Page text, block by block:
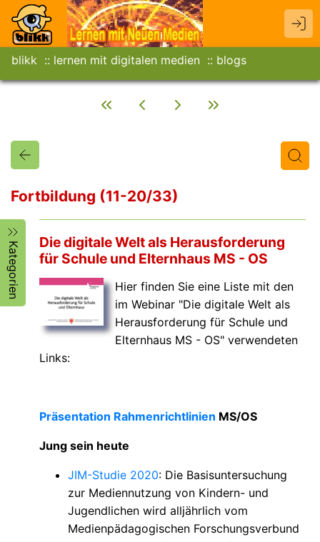
blikk lernen mit digitalen medien blogs
Fortbildung (11-20/33)
Kategorien
Die digitale Welt als Herausforderung
für Schule und Elternhaus MS - OS
Hier finden Sie eine Liste mit den
im Webinar "Die digitale Welt als
Herausforderung für Schule und
Elternhaus MS - OS" verwendeten
Links:
Präsentation Rahmenrichtlinien MS/OS
Jung sein heute
JIM-Studie 2020: Die Basisuntersuchung
zur Mediennutzung von Kindern- und
Jugendlichen wird alljährlich vom
Medienpädagogischen Forschungsverbund